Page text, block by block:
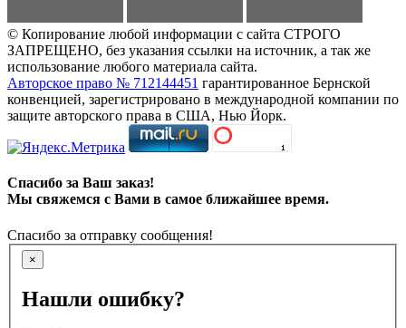
© Копирование любой информации с сайта СТРОГО
ЗАПРЕЩЕНО, без указания ссылки на источник, а так же
использование любого материала сайта.
Авторское право № 712144451 гарантированное Бернской
конвенцией, зарегистрировано в международной компании по
защите авторского права в США, Нью Йорк.
Спасибо за Ваш заказ!
Мы свяжемся с Вами в самое ближайшее время.
Спасибо за отправку сообщения!
×
Нашли ошибку?